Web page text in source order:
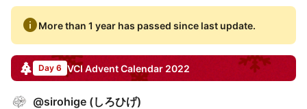
infoMore than 1 year has passed since last update.
Day 6 VCIAdvent Calendar 2022
@sirohige (しろひげ)